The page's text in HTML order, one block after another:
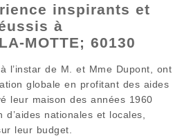
inspirants et
à
MOTTE; 60130
l’instar de M. et Mme Dupont, ont
globale en profitant des aides
leur maison des années 1960
nationales et locales,
leur budget.